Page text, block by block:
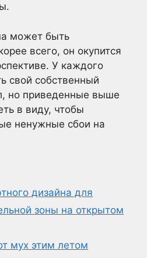
может быть
всего, он окупится
У каждого
свой собственный
но приведенные выше
в виду, чтобы
ненужные сбои на
дизайна для
зоны на открытом
мух этим летом